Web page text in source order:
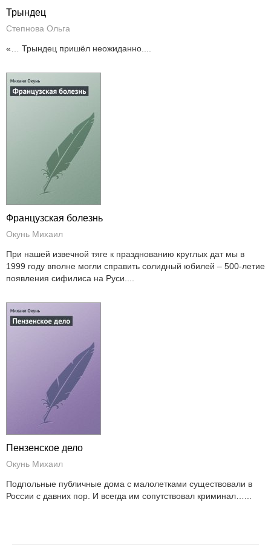
Трындец
Степнова Ольга
«… Трындец пришёл неожиданно....
Французская болезнь
Окунь Михаил
При нашей извечной тяге к празднованию круглых дат мы в
1999 году вполне могли справить солидный юбилей – 500-летие
появления сифилиса на Руси....
Пензенское дело
Окунь Михаил
Подпольные публичные дома с малолетками существовали в
России с давних пор. И всегда им сопутствовал криминал…...